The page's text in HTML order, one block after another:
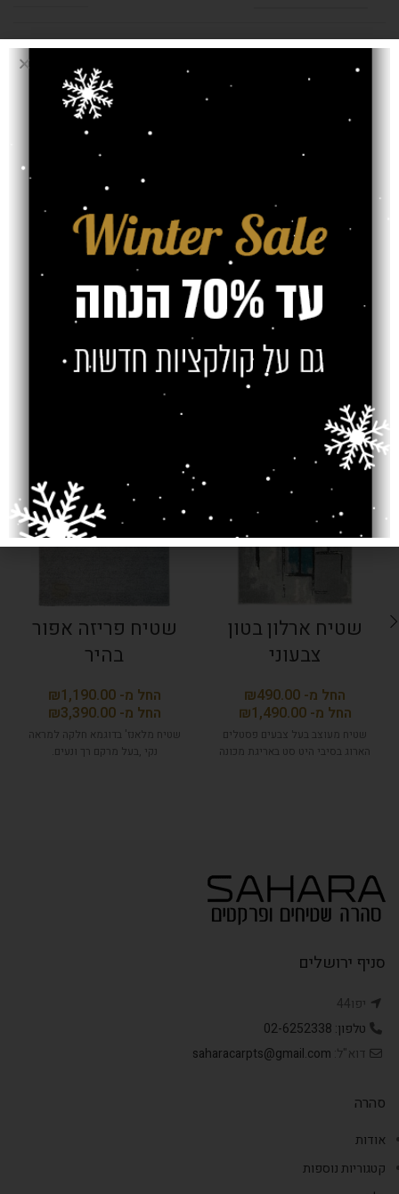
משלוח
מוצרים קשורים
SOLD OUT
שטיח ארלון בטון
צבעוני
₪
₪
שטיח מעוצב בעל צבעים פסטלים
הארוג בסיבי היט סט באריגת מכונה
שטיח פריזה אפור
בהיר
₪
₪
שטיח מלאנז' בדוגמא חלקה למראה
נקי ,בעל מרקם רך ונעים.
סניף ירושלים
יפו44
טלפון: 02-6252338
דוא"ל: saharacarpts@gmail.com
סהרה
אודות
קטגוריות נוספות